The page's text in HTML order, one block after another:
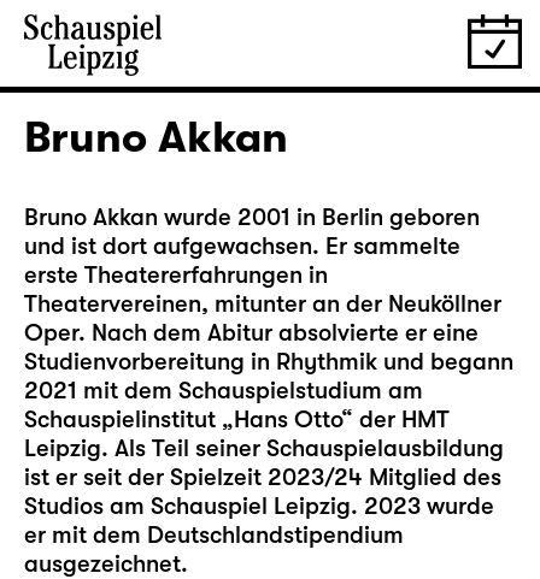
Bruno Akkan
Bruno Akkan wurde 2001 in Berlin geboren
und ist dort aufgewachsen. Er sammelte
erste Theatererfahrungen in
Theatervereinen, mitunter an der Neuköllner
Oper. Nach dem Abitur absolvierte er eine
Studienvorbereitung in Rhythmik und begann
2021 mit dem Schauspielstudium am
Schauspielinstitut „Hans Otto“ der HMT
Leipzig. Als Teil seiner Schauspielausbildung
ist er seit der Spielzeit 2023/24 Mitglied des
Studios am Schauspiel Leipzig. 2023 wurde
er mit dem Deutschlandstipendium
ausgezeichnet.